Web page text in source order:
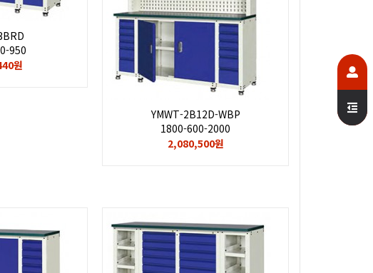
950
원
YMWT-2B12D-WBP
1800-600-2000
2,080,500원